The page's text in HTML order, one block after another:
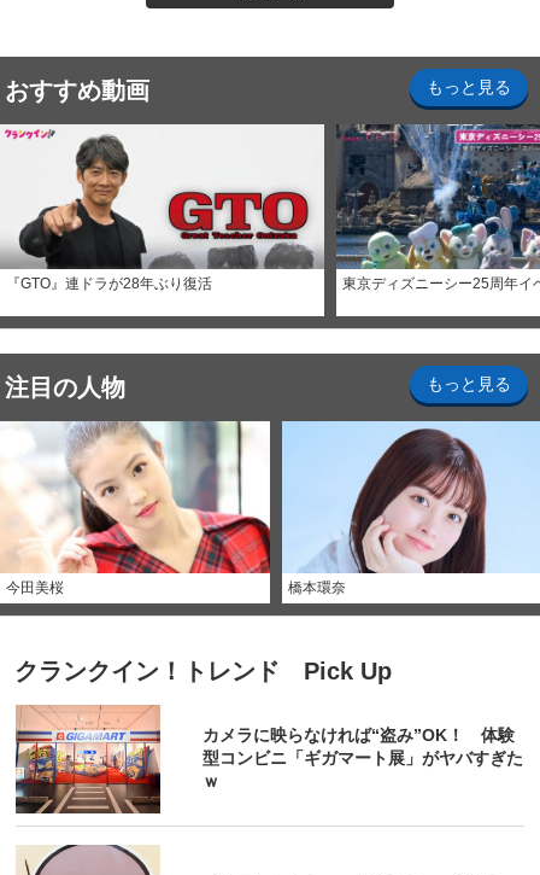
おすすめ動画 もっと見る
『GTO』連ドラが28年ぶり復活 東京ディズニーシー25周年イ
注目の人物 もっと見る
今田美桜 橋本環奈
クランクイン！トレンド Pick Up
カメラに映らなければ“盗み”OK！ 体験
型コンビニ「ギガマート展」がヤバすぎた
ｗ